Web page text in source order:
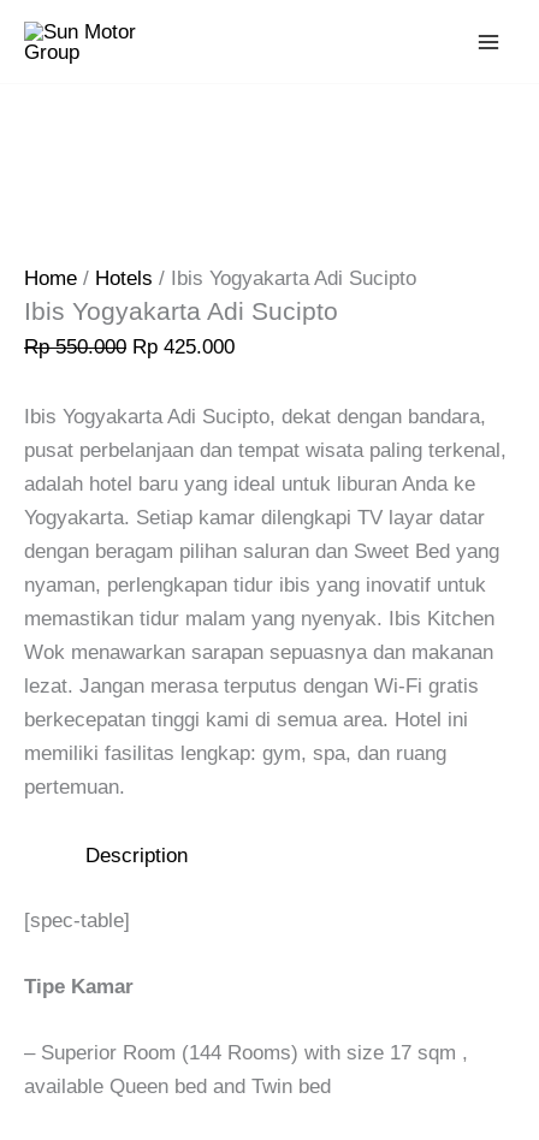
Sale!
Home / Hotels / Ibis Yogyakarta Adi Sucipto
Ibis Yogyakarta Adi Sucipto
Rp550.000 Rp 425.000
Ibis Yogyakarta Adi Sucipto, dekat dengan bandara,
pusat perbelanjaan dan tempat wisata paling terkenal,
adalah hotel baru yang ideal untuk liburan Anda ke
Yogyakarta. Setiap kamar dilengkapi TV layar datar
dengan beragam pilihan saluran dan Sweet Bed yang
nyaman, perlengkapan tidur ibis yang inovatif untuk
memastikan tidur malam yang nyenyak. Ibis Kitchen
Wok menawarkan sarapan sepuasnya dan makanan
lezat. Jangan merasa terputus dengan Wi-Fi gratis
berkecepatan tinggi kami di semua area. Hotel ini
memiliki fasilitas lengkap: gym, spa, dan ruang
pertemuan.
Description
[spec-table]
Tipe Kamar
– Superior Room (144 Rooms) with size 17 sqm ,
available Queen bed and Twin bed